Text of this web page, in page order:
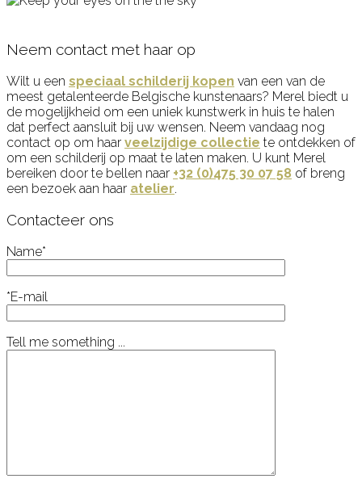
Neem contact met haar op
Wilt u een speciaal schilderij kopen van een van de
meest getalenteerde Belgische kunstenaars? Merel biedt u
de mogelijkheid om een uniek kunstwerk in huis te halen
dat perfect aansluit bij uw wensen. Neem vandaag nog
contact op om haar veelzijdige collectie te ontdekken of
om een schilderij op maat te laten maken. U kunt Merel
bereiken door te bellen naar +32 (0)475 30 07 58 of breng
een bezoek aan haar atelier.
Contacteer ons
Name*
*E-mail
Tell me something ...